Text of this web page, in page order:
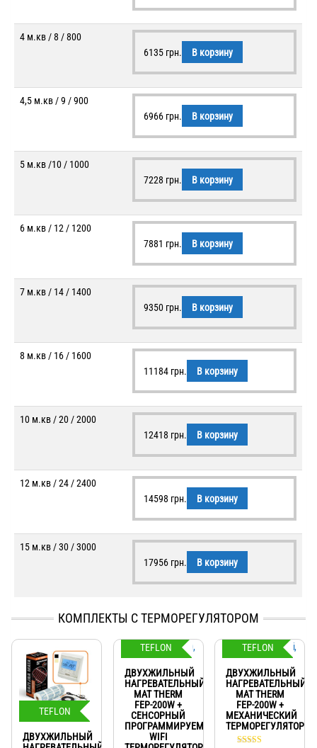
4 м.кв / 8 / 800
6135 грн. В корзину
4,5 м.кв / 9 / 900
6966 грн. В корзину
5 м.кв /10 / 1000
7228 грн. В корзину
6 м.кв / 12 / 1200
7881 грн. В корзину
7 м.кв / 14 / 1400
9350 грн. В корзину
8 м.кв / 16 / 1600
11184 грн. В корзину
10 м.кв / 20 / 2000
12418 грн. В корзину
12 м.кв / 24 / 2400
14598 грн. В корзину
15 м.кв / 30 / 3000
17956 грн. В корзину
КОМПЛЕКТЫ С ТЕРМОРЕГУЛЯТОРОМ
TEFLON
ДВУХЖИЛЬНЫЙ
TEFLON
ДВУХЖИЛЬНЫЙ
НАГРЕВАТЕЛЬНЫЙ
МАТ THERM
FEP-200W +
СЕНСОРНЫЙ
ПРОГРАММИРУЕМЫЙ
WIFI
TEFLON
ДВУХЖИЛЬНЫЙ
НАГРЕВАТЕЛЬНЫЙ
МАТ THERM
FEP-200W +
МЕХАНИЧЕСКИЙ
ТЕРМОРЕГУЛЯТОР